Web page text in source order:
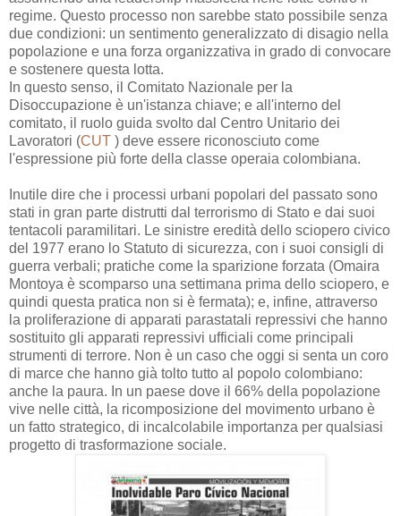
regime. Questo processo non sarebbe stato possibile senza
due condizioni: un sentimento generalizzato di disagio nella
popolazione e una forza organizzativa in grado di convocare
e sostenere questa lotta.
In questo senso, il Comitato Nazionale per la
Disoccupazione è un'istanza chiave; e all'interno del
comitato, il ruolo guida svolto dal Centro Unitario dei
Lavoratori (CUT ) deve essere riconosciuto come
l'espressione più forte della classe operaia colombiana.
Inutile dire che i processi urbani popolari del passato sono
stati in gran parte distrutti dal terrorismo di Stato e dai suoi
tentacoli paramilitari. Le sinistre eredità dello sciopero civico
del 1977 erano lo Statuto di sicurezza, con i suoi consigli di
guerra verbali; pratiche come la sparizione forzata (Omaira
Montoya è scomparso una settimana prima dello sciopero, e
quindi questa pratica non si è fermata); e, infine, attraverso
la proliferazione di apparati parastatali repressivi che hanno
sostituito gli apparati repressivi ufficiali come principali
strumenti di terrore. Non è un caso che oggi si senta un coro
di marce che hanno già tolto tutto al popolo colombiano:
anche la paura. In un paese dove il 66% della popolazione
vive nelle città, la ricomposizione del movimento urbano è
un fatto strategico, di incalcolabile importanza per qualsiasi
progetto di trasformazione sociale.